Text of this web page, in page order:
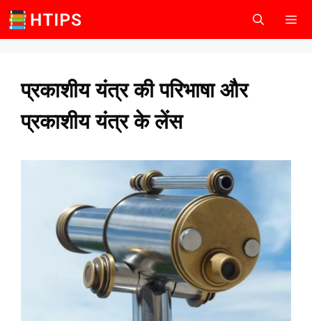
Skip
to
प्रकाशीय यंत्र की परिभाषा और
प्रकाशीय यंत्र के लेंस